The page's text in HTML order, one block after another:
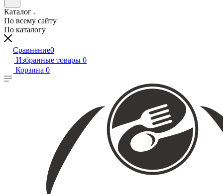
Каталог
По всему сайту
По каталогу
Сравнение0
Избранные товары 0
Корзина 0